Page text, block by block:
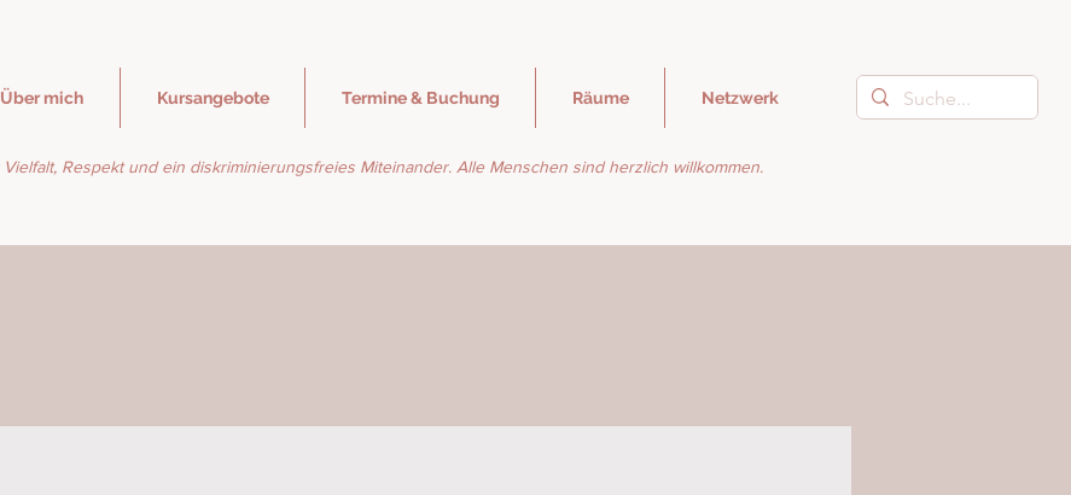
Über mich Kursangebote Termine & Buchung Räume Netzwerk
Respekt und ein diskriminierungsfreies Miteinander. Alle Menschen sind herzlich willkommen.